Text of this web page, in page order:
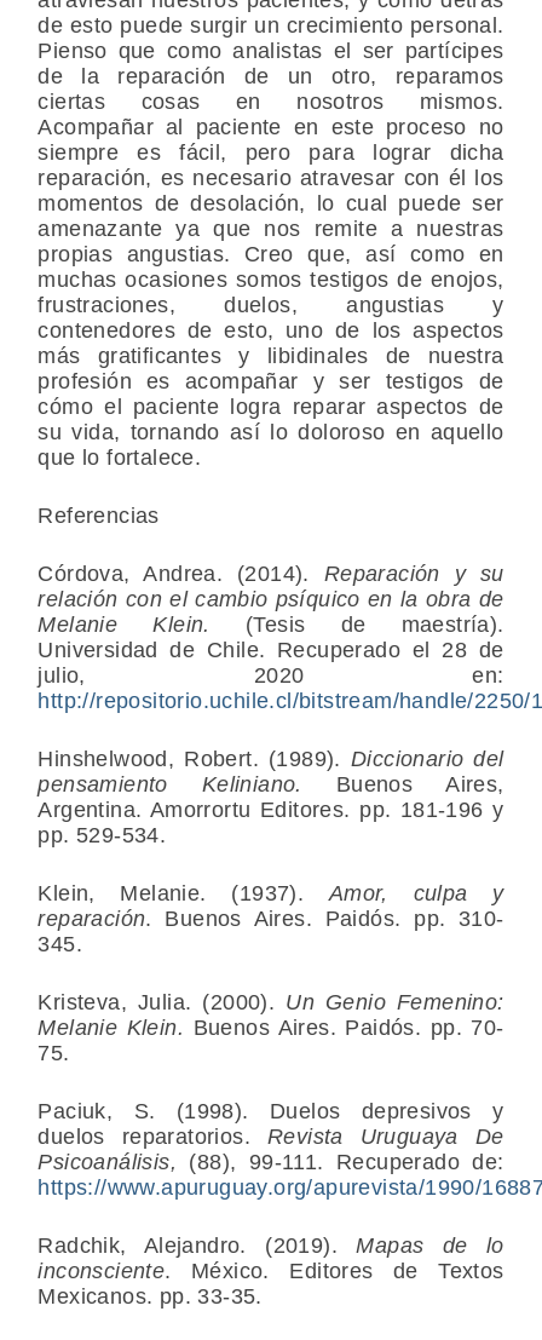
de esto puede surgir un crecimiento personal.
Pienso que como analistas el ser partícipes
de la reparación de un otro, reparamos
ciertas cosas en nosotros mismos.
Acompañar al paciente en este proceso no
siempre es fácil, pero para lograr dicha
reparación, es necesario atravesar con él los
momentos de desolación, lo cual puede ser
amenazante ya que nos remite a nuestras
propias angustias. Creo que, así como en
muchas ocasiones somos testigos de enojos,
frustraciones, duelos, angustias y
contenedores de esto, uno de los aspectos
más gratificantes y libidinales de nuestra
profesión es acompañar y ser testigos de
cómo el paciente logra reparar aspectos de
su vida, tornando así lo doloroso en aquello
que lo fortalece.
Referencias
Córdova, Andrea. (2014). Reparación y su
relación con el cambio psíquico en la obra de
Melanie Klein.
(Tesis de maestría).
Universidad de Chile. Recuperado el 28 de
julio, 2020 en:
http://repositorio.uchile.cl/bitstream/handle/
Hinshelwood, Robert. (1989). Diccionario del
pensamiento Keliniano. Buenos Aires,
Argentina. Amorrortu Editores. pp. 181-196 y
pp. 529-534.
Klein, Melanie. (1937). Amor, culpa y
reparación. Buenos Aires. Paidós. pp. 310-
345.
Kristeva, Julia. (2000). Un Genio Femenino:
Melanie Klein. Buenos Aires. Paidós. pp. 70-
75.
Paciuk, S. (1998). Duelos depresivos y
duelos reparatorios. Revista Uruguaya De
Psicoanálisis, (88), 99-111. Recuperado de:
https://www.apuruguay.org/apurevista/1990/
Radchik, Alejandro. (2019).Mapas de lo
inconsciente. México. Editores de Textos
Mexicanos. pp. 33-35.